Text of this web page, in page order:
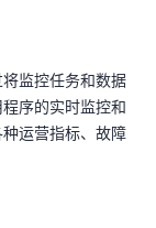
监控任务和数据
序的实时监控和
运营指标、故障